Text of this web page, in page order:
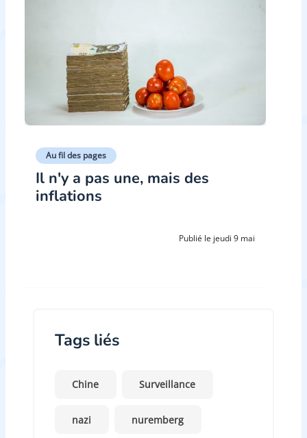
Au fil des pages
Il n'y a pas une, mais des
inflations
Publié le jeudi 9 mai
Tags liés
Chine Surveillance
nazi nuremberg